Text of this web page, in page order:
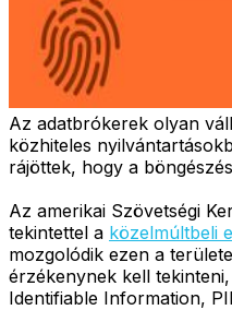
Az adatbrókerek olyan
közhiteles
rájöttek, hogy a
Az amerikai Szövetségi
tekintettel a közelmúltbeli
mozgolódik ezen a
érzékenynek kell
Identifiable Information,